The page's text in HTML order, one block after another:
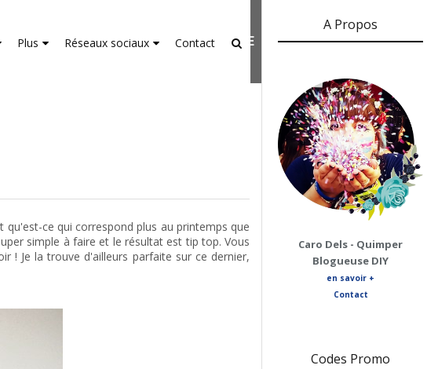
Plus Réseaux sociaux Contact
ce qui correspond plus au printemps que
simple à faire et le résultat est tip top. Vous
! Je la trouve d'ailleurs parfaite sur ce dernier,
A Propos
Caro Dels - Quimper
Blogueuse DIY
en savoir +
Contact
Codes Promo
and user-agent
generate usage
LEARN MORE GOT IT